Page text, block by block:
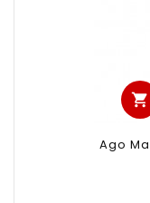
shopping_cart
Ago